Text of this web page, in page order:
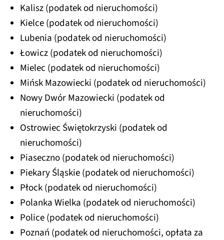
Kalisz (podatek od nieruchomości)
Kielce (podatek od nieruchomości)
Lubenia (podatek od nieruchomości)
Łowicz (podatek od nieruchomości)
Mielec (podatek od nieruchomości)
Mińsk Mazowiecki (podatek od nieruchomości)
Nowy Dwór Mazowiecki (podatek od
nieruchomości)
Ostrowiec Świętokrzyski (podatek od
nieruchomości)
Piaseczno (podatek od nieruchomości)
Piekary Śląskie (podatek od nieruchomości)
Płock (podatek od nieruchomości)
Polanka Wielka (podatek od nieruchomości)
Police (podatek od nieruchomości)
Poznań (podatek od nieruchomości, opłata za